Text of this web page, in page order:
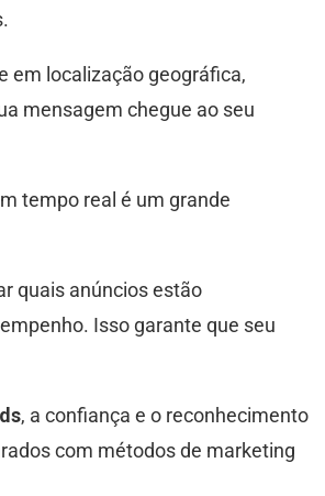
em localização geográfica,
mensagem chegue ao seu
tempo real é um grande
quais anúncios estão
Isso garante que seu
, a confiança e o reconhecimento
com métodos de marketing